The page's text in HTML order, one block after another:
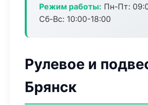
Режим работы: Пн-Пт:
Сб-Вс: 10:00-18:00
Рулевое и
Брянск